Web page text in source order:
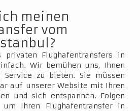
meinen
vom
privaten Flughafentransfers in
Wir bemühen uns, Ihnen
Service zu bieten. Sie müssen
auf unserer Website mit Ihren
und sich entspannen. Folgen
um Ihren Flughafentransfer in